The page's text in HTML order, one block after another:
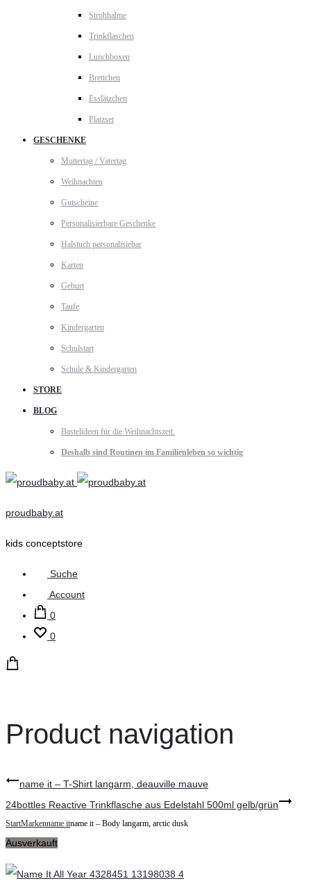
Strohhalme
Trinkflaschen
Lunchboxen
Brettchen
Esslätzchen
Platzset
GESCHENKE
Muttertag / Vatertag
Weihnachten
Gutscheine
Personalisierbare Geschenke
Halstuch personalisiebar
Karten
Geburt
Taufe
Kindergarten
Schulstart
Schule & Kindergarten
STORE
BLOG
Bastelideen für die Weihnachtszeit.
Deshalb sind Routinen im Familienleben so wichtig
proudbaby.at
kids conceptstore
Suche
Account
0
0
Product navigation
name it – T-Shirt langarm, deauville mauve
24bottles Reactive Trinkflasche aus Edelstahl 500ml gelb/grün
StartMarkenname itname it – Body langarm, arctic dusk
Ausverkauft